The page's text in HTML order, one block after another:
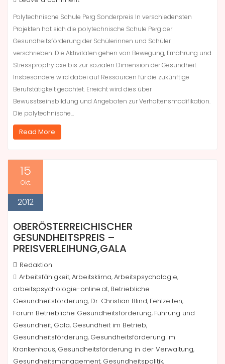
Polytechnische Schule Perg Sonderpreis In verschiedensten
Projekten hat sich die polytechnische Schule Perg der
Gesundheitsförderung der Schülerinnen und Schüler
verschrieben. Die Aktivitäten gehen von Bewegung, Ernährung und
Stressprophylaxe bis zur sozialen Dimension der Gesundheit.
Insbesondere wird dabei auf Ressourcen für die zukünftige
Berufstätigkeit geachtet. Erreicht wird dies über
Bewusstseinsbildung und Angeboten zur Verhaltensmodifikation.
Die polytechnische…
Read More
15
Okt.
2012
OBERÖSTERREICHISCHER
GESUNDHEITSPREIS –
PREISVERLEIHUNG,GALA
Redaktion
Arbeitsfähigkeit,Arbeitsklima,Arbeitspsychologie,
arbeitspsychologie-online.at, Betriebliche
Gesundheitsförderung, Dr. Christian Blind, Fehlzeiten,
Forum Betriebliche Gesundheitsförderung, Führung und
Gesundheit, Gala, Gesundheit im Betrieb,
Gesundheitsförderung, Gesundheitsförderung im
Krankenhaus, Gesundheitsförderung in der Verwaltung,
Gesundheitsmanagement, Gesundheitspolitik,